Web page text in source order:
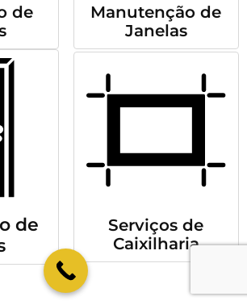
de
Manutenção de
Janelas
de
Serviços de
Caixilharia
podemos ajudar?